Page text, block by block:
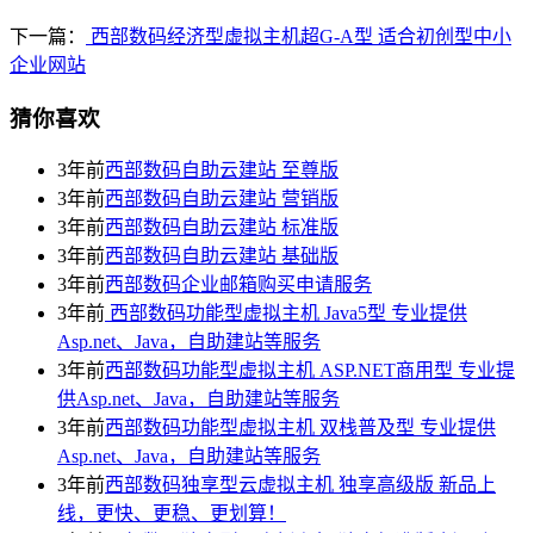
下一篇：
西部数码经济型虚拟主机超G-A型 适合初创型中小
企业网站
猜你喜欢
3年前西部数码自助云建站 至尊版
3年前西部数码自助云建站 营销版
3年前西部数码自助云建站 标准版
3年前西部数码自助云建站 基础版
3年前西部数码企业邮箱购买申请服务
3年前 西部数码功能型虚拟主机 Java5型 专业提供
Asp.net、Java，自助建站等服务
3年前西部数码功能型虚拟主机 ASP.NET商用型 专业提
供Asp.net、Java，自助建站等服务
3年前西部数码功能型虚拟主机 双栈普及型 专业提供
Asp.net、Java，自助建站等服务
3年前西部数码独享型云虚拟主机 独享高级版 新品上
线，更快、更稳、更划算！